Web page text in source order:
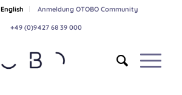
English Anmeldung OTOBO Community
+49 (0)9427 68 39 000